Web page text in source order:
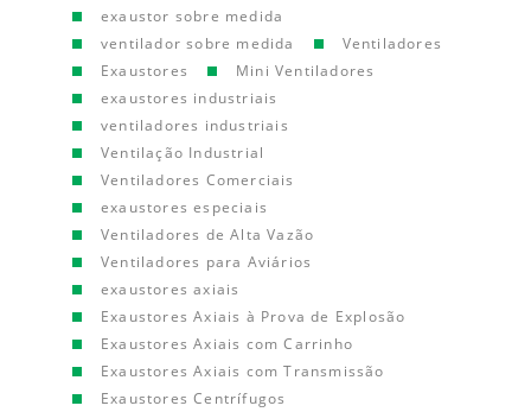
exaustor sobre medida
ventilador sobre medida
Ventiladores
Exaustores
Mini Ventiladores
exaustores industriais
ventiladores industriais
Ventilação Industrial
Ventiladores Comerciais
exaustores especiais
Ventiladores de Alta Vazão
Ventiladores para Aviários
exaustores axiais
Exaustores Axiais à Prova de Explosão
Exaustores Axiais com Carrinho
Exaustores Axiais com Transmissão
Exaustores Centrífugos